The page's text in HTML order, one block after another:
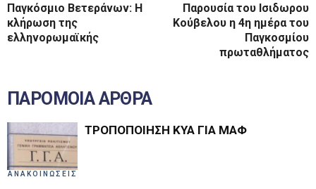
Παγκόσμιο Βετεράνων: Η
κλήρωση της
ελληνορωμαϊκής
Παρουσία του Ισιδωρου
Κούβελου η 4η ημέρα του
Παγκοσμίου
πρωταθλήματος
ΠΑΡΟΜΟΙΑ ΑΡΘΡΑ
ΑΝΑΚΟΙΝΩΣΕΙΣ
ΤΡΟΠΟΠΟΙΗΣΗ ΚΥΑ ΓΙΑ ΜΑΦ